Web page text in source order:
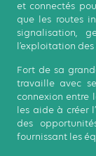
et connectés
que les routes
signalisation,
l’exploitation des
Fort de sa
travaille avec
connexion entre
les aide à créer
des
fournissant les